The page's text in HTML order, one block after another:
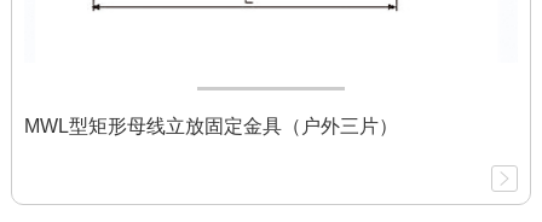
MWL型矩形母线立放固定金具（户外三片）